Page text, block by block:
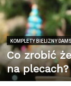
KOMPLETY BIELIZNY
Co zrobić
na plecach?